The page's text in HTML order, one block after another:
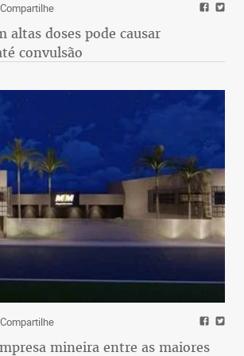
altas doses pode causar
convulsão
mineira entre as maiores